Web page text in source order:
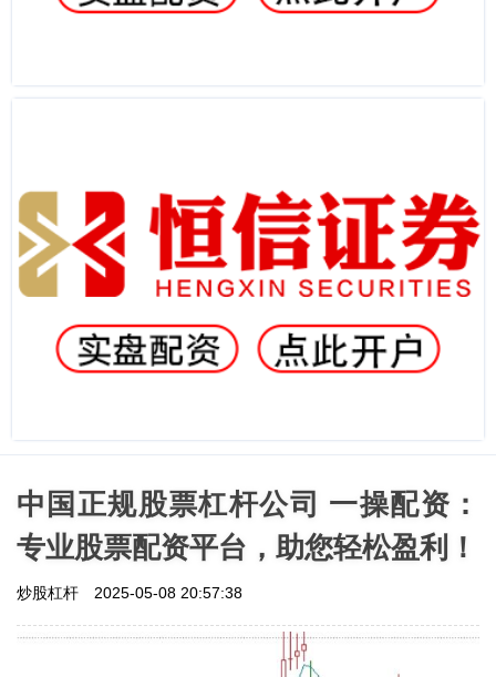
中国正规股票杠杆公司 一操配资：
专业股票配资平台，助您轻松盈利！
炒股杠杆 2025-05-08 20:57:38